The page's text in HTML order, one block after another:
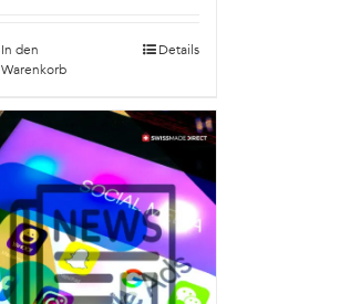
In den
Warenkorb
Details